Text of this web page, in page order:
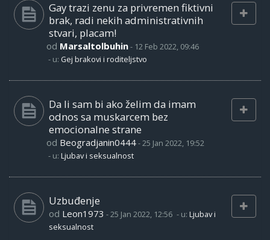
Gay trazi zenu za privremen fiktivni
brak, radi nekih administrativnih
stvari, placam!
od Marsaltolbuhin- 12 Feb 2022, 09:46
- u: Gej brakovi i roditeljstvo
Da li sam bi ako želim da imam
odnos sa muskarcem bez
emocionalne strane
od Beogradjanin0444-25 Jan 2022, 19:52
- u: Ljubav i seksualnost
Uzbuđenje
od Leon1973 -25 Jan 2022, 12:56 - u: Ljubav i
seksualnost